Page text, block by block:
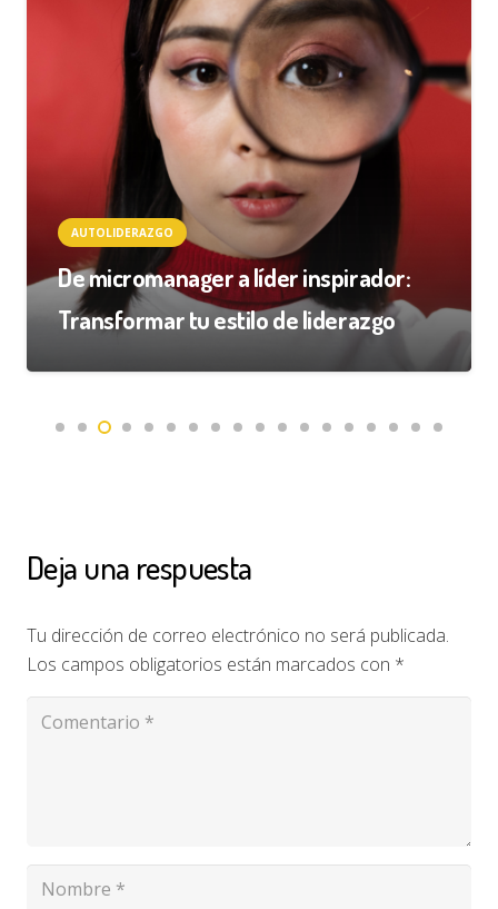
AUTOLIDERAZGO
De micromanager a líder inspirador:
Transformar tu estilo de liderazgo
Deja una respuesta
Tu dirección de correo electrónico no será publicada.
Los campos obligatorios están marcados con *